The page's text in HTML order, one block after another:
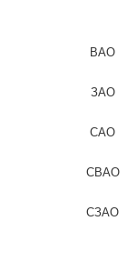
ВАО
ЗАО
САО
СВАО
СЗАО